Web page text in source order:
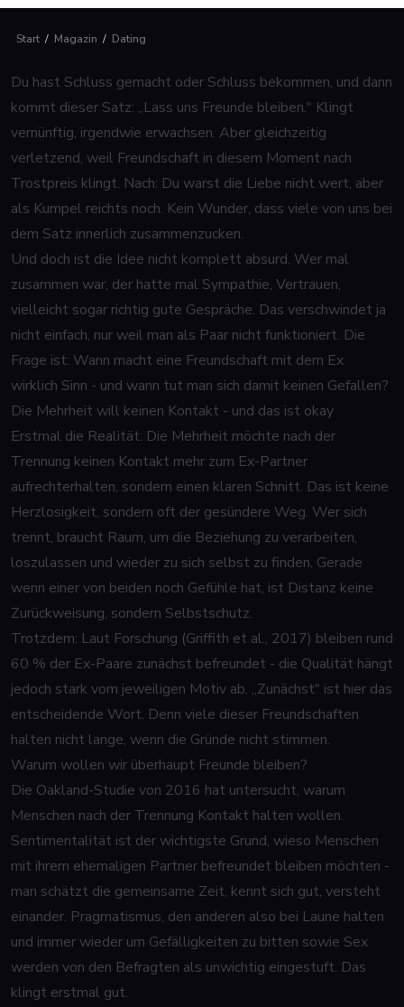
Start / Magazin / Dating
Du hast Schluss gemacht oder Schluss bekommen, und dann
kommt dieser Satz: „Lass uns Freunde bleiben." Klingt
vernünftig, irgendwie erwachsen. Aber gleichzeitig
verletzend, weil Freundschaft in diesem Moment nach
Trostpreis klingt. Nach: Du warst die Liebe nicht wert, aber
als Kumpel reichts noch. Kein Wunder, dass viele von uns bei
dem Satz innerlich zusammenzucken.
Und doch ist die Idee nicht komplett absurd. Wer mal
zusammen war, der hatte mal Sympathie, Vertrauen,
vielleicht sogar richtig gute Gespräche. Das verschwindet ja
nicht einfach, nur weil man als Paar nicht funktioniert. Die
Frage ist: Wann macht eine Freundschaft mit dem Ex
wirklich Sinn - und wann tut man sich damit keinen Gefallen?
Die Mehrheit will keinen Kontakt - und das ist okay
Erstmal die Realität: Die Mehrheit möchte nach der
Trennung keinen Kontakt mehr zum Ex-Partner
aufrechterhalten, sondern einen klaren Schnitt. Das ist keine
Herzlosigkeit, sondern oft der gesündere Weg. Wer sich
trennt, braucht Raum, um die Beziehung zu verarbeiten,
loszulassen und wieder zu sich selbst zu finden. Gerade
wenn einer von beiden noch Gefühle hat, ist Distanz keine
Zurückweisung, sondern Selbstschutz.
Trotzdem: Laut Forschung (Griffith et al., 2017) bleiben rund
60 % der Ex-Paare zunächst befreundet - die Qualität hängt
jedoch stark vom jeweiligen Motiv ab. „Zunächst" ist hier das
entscheidende Wort. Denn viele dieser Freundschaften
halten nicht lange, wenn die Gründe nicht stimmen.
Warum wollen wir überhaupt Freunde bleiben?
Die Oakland-Studie von 2016 hat untersucht, warum
Menschen nach der Trennung Kontakt halten wollen.
Sentimentalität ist der wichtigste Grund, wieso Menschen
mit ihrem ehemaligen Partner befreundet bleiben möchten -
man schätzt die gemeinsame Zeit, kennt sich gut, versteht
einander. Pragmatismus, den anderen also bei Laune halten
und immer wieder um Gefälligkeiten zu bitten sowie Sex
werden von den Befragten als unwichtig eingestuft. Das
klingt erstmal gut.